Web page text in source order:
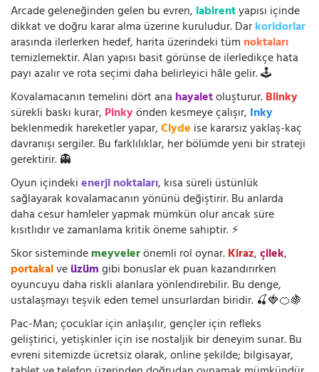
Arcade geleneğinden gelen bu evren, labirentyapısı içinde
dikkat ve doğru karar alma üzerine kuruludur. Darkoridorlar
arasında ilerlerken hedef, harita üzerindeki tüm noktaları
temizlemektir. Alan yapısı basit görünse de ilerledikçe hata
payı azalır ve rota seçimi daha belirleyici hâle gelir. 🕹️
Kovalamacanın temelini dört ana hayaletoluşturur.Blinky
sürekli baskı kurar, Pinkyönden kesmeye çalışır, Inky
beklenmedik hareketler yapar,Clyde ise kararsız yaklaş-kaç
davranışı sergiler. Bu farklılıklar, her bölümde yeni bir strateji
gerektirir. 👻
Oyun içindekienerji noktaları, kısa süreli üstünlük
sağlayarak kovalamacanın yönünü değiştirir. Bu anlarda
daha cesur hamleler yapmak mümkün olur ancak süre
kısıtlıdır ve zamanlama kritik öneme sahiptir. ⚡
Skor sistemindemeyvelerönemli rol oynar.Kiraz,çilek,
portakalveüzümgibi bonuslar ek puan kazandırırken
oyuncuyu daha riskli alanlara yönlendirebilir. Bu denge,
ustalaşmayı teşvik eden temel unsurlardan biridir. 🍒🍓🍊🍇
Pac-Man; çocuklar için anlaşılır, gençler için refleks
geliştirici, yetişkinler için ise nostaljik bir deneyim sunar. Bu
evreni sitemizde ücretsiz olarak, online şekilde; bilgisayar,